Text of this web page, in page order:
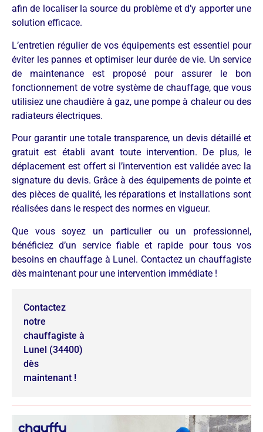
afin de localiser la source du problème et d’y apporter une
solution efficace.
L’entretien régulier de vos équipements est essentiel pour
éviter les pannes et optimiser leur durée de vie. Un service
de maintenance est proposé pour assurer le bon
fonctionnement de votre système de chauffage, que vous
utilisiez une chaudière à gaz, une pompe à chaleur ou des
radiateurs électriques.
Pour garantir une totale transparence, un devis détaillé et
gratuit est établi avant toute intervention. De plus, le
déplacement est offert si l’intervention est validée avec la
signature du devis. Grâce à des équipements de pointe et
des pièces de qualité, les réparations et installations sont
réalisées dans le respect des normes en vigueur.
Que vous soyez un particulier ou un professionnel,
bénéficiez d’un service fiable et rapide pour tous vos
besoins en chauffage à Lunel. Contactez un chauffagiste
dès maintenant pour une intervention immédiate !
Contactez
notre
chauffagiste à
Lunel (34400)
dès
maintenant !